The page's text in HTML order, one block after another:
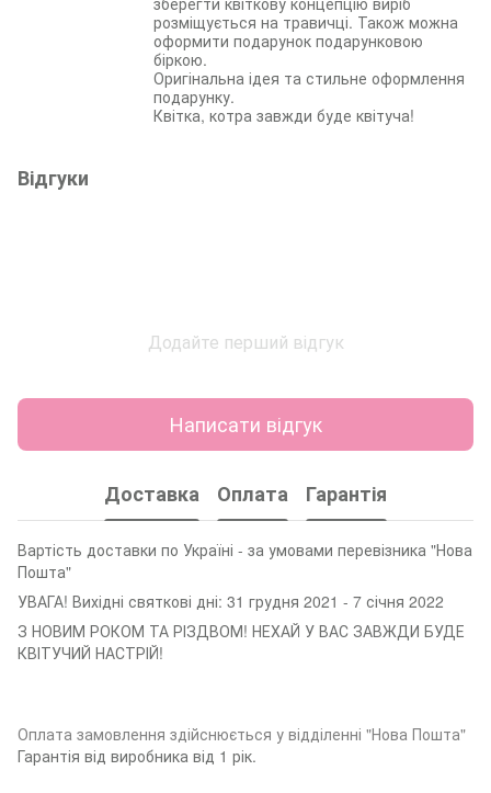
розміщується на травичці. Також можна
оформити подарунок подарунковою
біркою.
Оригінальна ідея та стильне оформлення
подарунку.
Квітка, котра завжди буде квітуча!
Відгуки
Додайте перший відгук
Написати відгук
Доставка Оплата Гарантія
Вартість доставки по Україні - за умовами перевізника "Нова
Пошта"
УВАГА! Вихідні святкові дні: 31 грудня 2021 - 7 січня 2022
З НОВИМ РОКОМ ТА РІЗДВОМ! НЕХАЙ У ВАС ЗАВЖДИ БУДЕ
КВІТУЧИЙ НАСТРІЙ!
Оплата замовлення здійснюється у відділенні "Нова Пошта"
Гарантія від виробника від 1 рік.